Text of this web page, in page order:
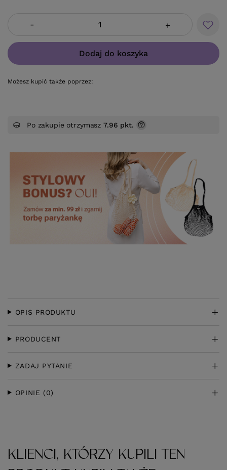
- +
Dodaj do koszyka
Możesz kupić także poprzez:
Po zakupie otrzymasz7.96 pkt.
OPIS PRODUKTU
PRODUCENT
ZADAJ PYTANIE
OPINIE (0)
KLIENCI, KTÓRZY KUPILI TEN